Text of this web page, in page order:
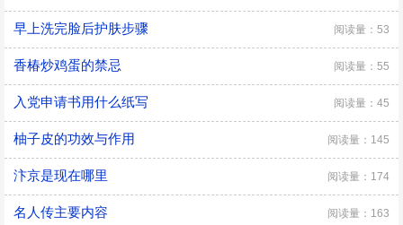
早上洗完脸后护肤步骤 阅读量：53
香椿炒鸡蛋的禁忌 阅读量：55
入党申请书用什么纸写 阅读量：45
柚子皮的功效与作用 阅读量：145
汴京是现在哪里 阅读量：174
名人传主要内容 阅读量：163